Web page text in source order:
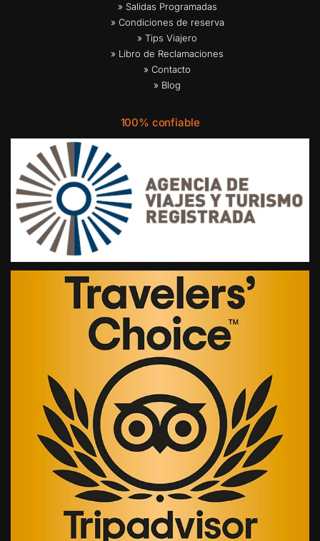
» Salidas Programadas
» Condiciones de reserva
» Tips Viajero
» Libro de Reclamaciones
» Contacto
» Blog
100% confiable